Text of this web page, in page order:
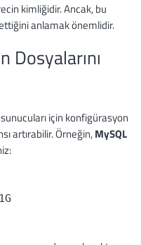
kimliğidir. Ancak, bu
anlamak önemlidir.
Dosyalarını
için konfigürasyon
artırabilir. Örneğin,MySQL